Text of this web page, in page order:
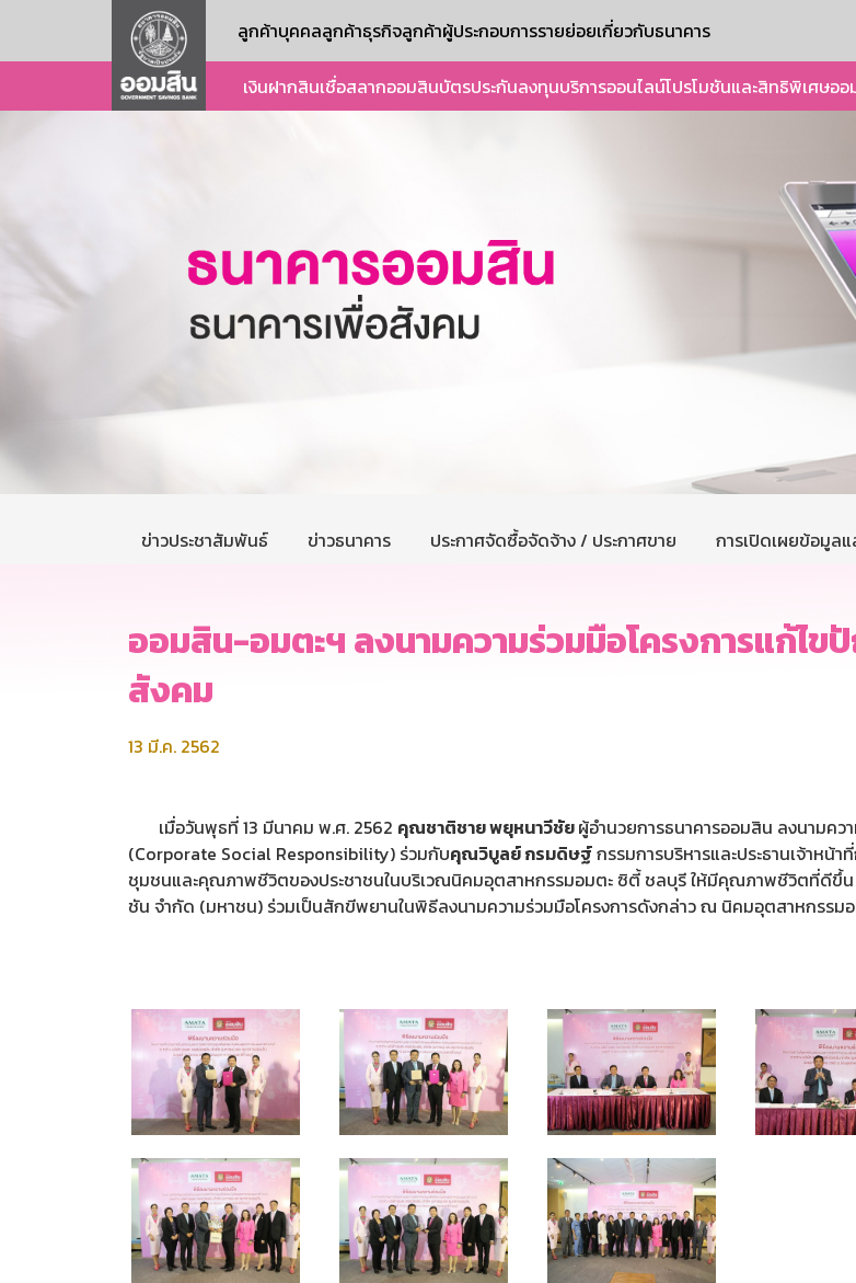
ลูกค้าบุคคลลูกค้าธุรกิจลูกค้าผู้ประกอบการรายย่อยเกี่ยวกับธนาคาร
เงินฝากสินเชื่อสลากออมสินบัตรประกันลงทุนบริการออนไลน์โปรโมชันและสิทธิพิเศษออ
ข่าวประชาสัมพันธ์ ข่าวธนาคาร ประกาศจัดซื้อจัดจ้าง / ประกาศขาย การเปิดเผยข้อมูลแ
ออมสิน-อมตะฯ ลงนามความร่วมมือโครงการแก้ไ
สังคม
13 มี.ค. 2562
เมื่อวันพุธที่ 13 มีนาคม พ.ศ. 2562 คุณชาติชาย พยุหนาวีชัยผู้อำนวยการธนาคารออมสิน ลงนามค
(Corporate Social Responsibility) ร่วมกับคุณวิบูลย์ กรมดิษฐ์กรรมการบริหารและประธานเจ้าหน้
ชุมชนและคุณภาพชีวิตของประชาชนในบริเวณนิคมอุตสาหกรรมอมตะ ซิตี้ ชลบุรี ให้มีคุณภาพชีวิตที่ดีขึ้น
ชัน จำกัด (มหาชน) ร่วมเป็นสักขีพยานในพิธีลงนามความร่วมมือโครงการดังกล่าว ณ นิคมอุตสาหกรรม